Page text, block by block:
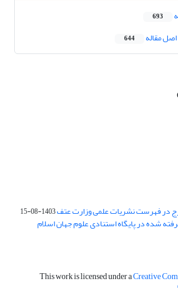
693
مقاله 644
در فهرست نشریات علمی وزارت عتف1403-08-15
شده در پایگاه استنادی علوم جهان اسلام
This work is licensed under aCreative